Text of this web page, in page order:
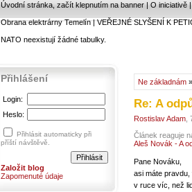
Úvodní stránka, začít klepnutím na banner | O iniciativě |
Obrana elektrárny Temelín|VEŘEJNÉ SLYŠENÍ K
NATO neexistují žádné tabulky.
Ne základnám »
Re: A
Rostislav Adam
Článek reaguje
Aleš Novák - A
Pane Nováku,
asi máte
v ruce víc, než
Přihlášení
Login:
Heslo:
Přihlásit automaticky při
příští návštěvě.
Založit blog
Zapomenuté údaje